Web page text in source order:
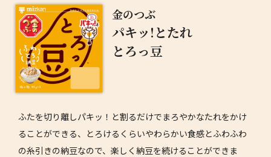
金のつぶ
パキッ!とたれ
とろっ豆
ふたを切り離しパキッ！と割るだけでまろやかなたれをかけ
ることができる、とろけるくらいやわらかい食感とふわふわ
の糸引きの納豆なので、楽しく納豆を続けることができま